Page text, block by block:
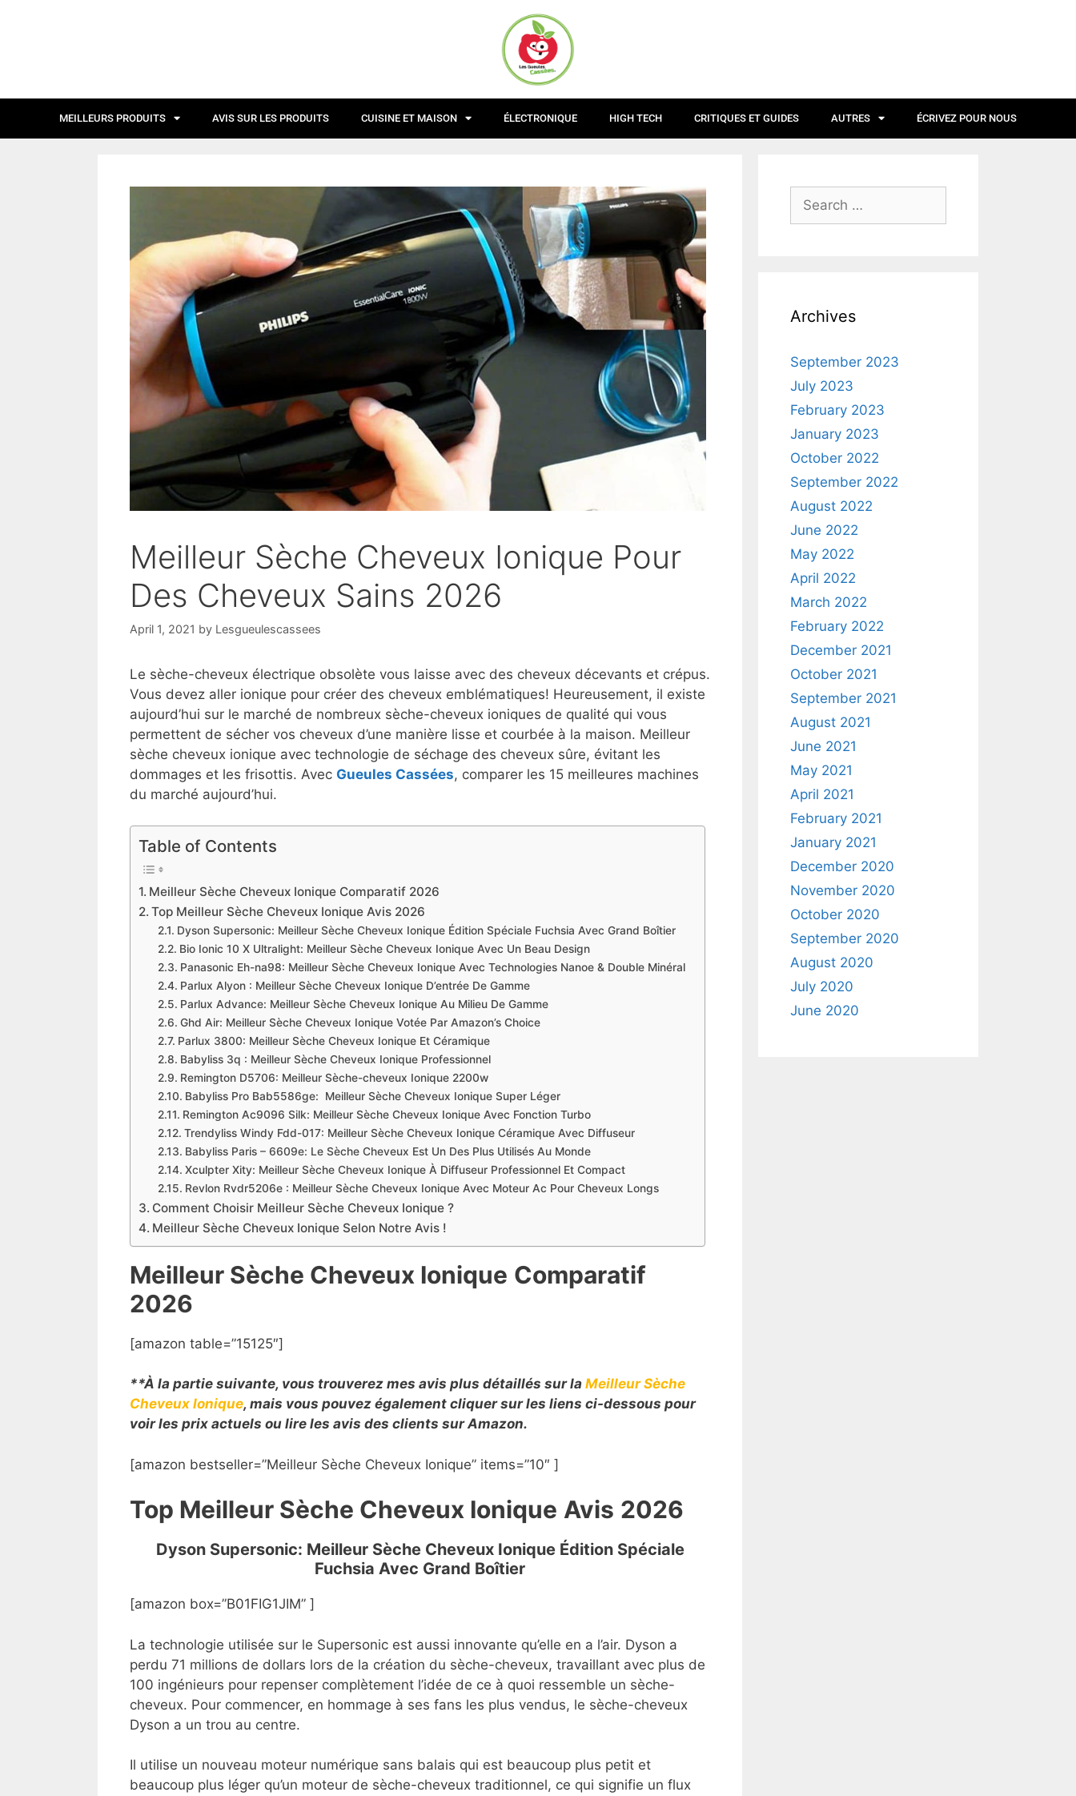
MEILLEURS PRODUITS AVIS SUR LES PRODUITS CUISINE ET MAISON ÉLECTRONIQUE HIGH TECH CRITIQUES ET GUIDES AUTRES ÉCRIVEZ POUR NOUS
Meilleur Sèche Cheveux Ionique Pour
Des Cheveux Sains 2026
April 1, 2021 by Lesgueulescassees
Le sèche-cheveux électrique obsolète vous laisse avec des cheveux décevants et crépus.
Vous devez aller ionique pour créer des cheveux emblématiques! Heureusement, il existe
aujourd’hui sur le marché de nombreux sèche-cheveux ioniques de qualité qui vous
permettent de sécher vos cheveux d’une manière lisse et courbée à la maison. Meilleur
sèche cheveux ionique avec technologie de séchage des cheveux sûre, évitant les
dommages et les frisottis. Avec Gueules Cassées, comparer les 15 meilleures machines
du marché aujourd’hui.
Table of Contents
Meilleur Sèche Cheveux Ionique Comparatif 2026
Top Meilleur Sèche Cheveux Ionique Avis 2026
Dyson Supersonic: Meilleur Sèche Cheveux Ionique Édition Spéciale Fuchsia Avec Grand Boîtier
Bio Ionic 10 X Ultralight: Meilleur Sèche Cheveux Ionique Avec Un Beau Design
Panasonic Eh-na98: Meilleur Sèche Cheveux Ionique Avec Technologies Nanoe & Double Minéral
Parlux Alyon : Meilleur Sèche Cheveux Ionique D’entrée De Gamme
Parlux Advance: Meilleur Sèche Cheveux Ionique Au Milieu De Gamme
Ghd Air: Meilleur Sèche Cheveux Ionique Votée Par Amazon’s Choice
Parlux 3800: Meilleur Sèche Cheveux Ionique Et Céramique
Babyliss 3q : Meilleur Sèche Cheveux Ionique Professionnel
Remington D5706: Meilleur Sèche-cheveux Ionique 2200w
Babyliss Pro Bab5586ge: Meilleur Sèche Cheveux Ionique Super Léger
Remington Ac9096 Silk: Meilleur Sèche Cheveux Ionique Avec Fonction Turbo
Trendyliss Windy Fdd-017: Meilleur Sèche Cheveux Ionique Céramique Avec Diffuseur
Babyliss Paris – 6609e: Le Sèche Cheveux Est Un Des Plus Utilisés Au Monde
Xculpter Xity: Meilleur Sèche Cheveux Ionique À Diffuseur Professionnel Et Compact
Revlon Rvdr5206e : Meilleur Sèche Cheveux Ionique Avec Moteur Ac Pour Cheveux Longs
Comment Choisir Meilleur Sèche Cheveux Ionique ?
Meilleur Sèche Cheveux Ionique Selon Notre Avis !
Meilleur Sèche Cheveux Ionique Comparatif
2026
[amazon table=”15125″]
**À la partie suivante, vous trouverez mes avis plus détaillés sur la Meilleur Sèche
Cheveux Ionique, mais vous pouvez également cliquer sur les liens ci-dessous pour
voir les prix actuels ou lire les avis des clients sur Amazon.
[amazon bestseller=”Meilleur Sèche Cheveux Ionique” items=”10″ ]
Top Meilleur Sèche Cheveux Ionique Avis 2026
Dyson Supersonic: Meilleur Sèche Cheveux Ionique Édition Spéciale
Fuchsia Avec Grand Boîtier
[amazon box=”B01FIG1JIM” ]
La technologie utilisée sur le Supersonic est aussi innovante qu’elle en a l’air. Dyson a
perdu 71 millions de dollars lors de la création du sèche-cheveux, travaillant avec plus de
100 ingénieurs pour repenser complètement l’idée de ce à quoi ressemble un sèche-
cheveux. Pour commencer, en hommage à ses fans les plus vendus, le sèche-cheveux
Dyson a un trou au centre.
Il utilise un nouveau moteur numérique sans balais qui est beaucoup plus petit et
beaucoup plus léger qu’un moteur de sèche-cheveux traditionnel, ce qui signifie un flux
Archives
September 2023
July 2023
February 2023
January 2023
October 2022
September 2022
August 2022
June 2022
May 2022
April 2022
March 2022
February 2022
December 2021
October 2021
September 2021
August 2021
June 2021
May 2021
April 2021
February 2021
January 2021
December 2020
November 2020
October 2020
September 2020
August 2020
July 2020
June 2020